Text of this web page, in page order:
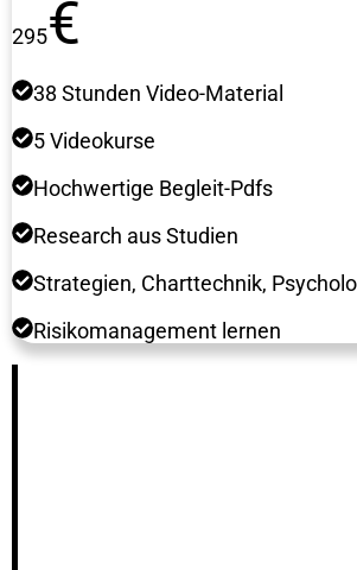
295€
38 Stunden Video-Material
5 Videokurse
Hochwertige Begleit-Pdfs
Research aus Studien
Strategien, Charttechnik,
Risikomanagement lernen